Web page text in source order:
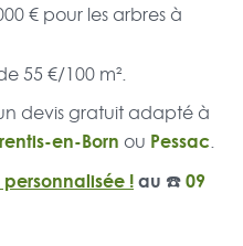
€ pour les arbres à
55 €/100 m².
devis gratuit adapté à
en-Born ou Pessac.
!au ☎️09